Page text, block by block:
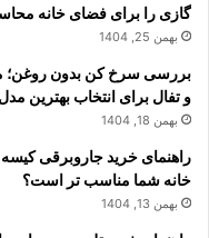
گازی را برای فضای خانه
بهمن 25, 1404
بررسی سرخ کن بدون روغن؛
و تفال برای انتخاب بهترین مدل
بهمن 18, 1404
راهنمای خرید جاروبرقی کیسه
خانه شما مناسب تر است؟
بهمن 13, 1404